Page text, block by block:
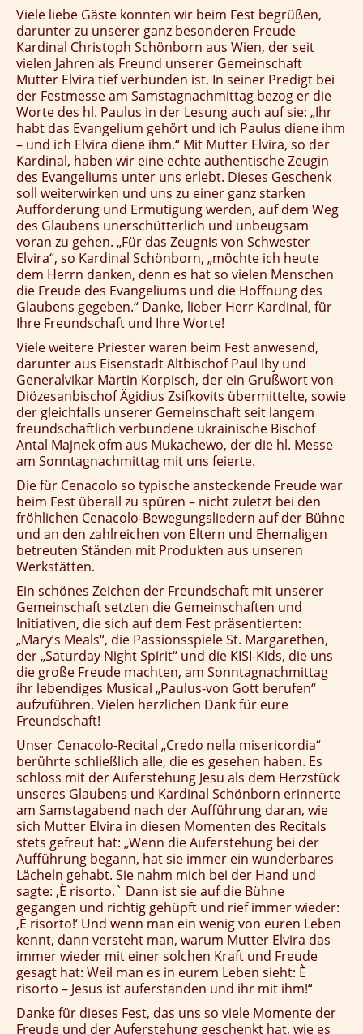
Viele liebe Gäste konnten wir beim Fest begrüßen,
darunter zu unserer ganz besonderen Freude
Kardinal Christoph Schönborn aus Wien, der seit
vielen Jahren als Freund unserer Gemeinschaft
Mutter Elvira tief verbunden ist. In seiner Predigt bei
der Festmesse am Samstagnachmittag bezog er die
Worte des hl. Paulus in der Lesung auch auf sie: „Ihr
habt das Evangelium gehört und ich Paulus diene ihm
– und ich Elvira diene ihm.“ Mit Mutter Elvira, so der
Kardinal, haben wir eine echte authentische Zeugin
des Evangeliums unter uns erlebt. Dieses Geschenk
soll weiterwirken und uns zu einer ganz starken
Aufforderung und Ermutigung werden, auf dem Weg
des Glaubens unerschütterlich und unbeugsam
voran zu gehen. „Für das Zeugnis von Schwester
Elvira“, so Kardinal Schönborn, „möchte ich heute
dem Herrn danken, denn es hat so vielen Menschen
die Freude des Evangeliums und die Hoffnung des
Glaubens gegeben.“ Danke, lieber Herr Kardinal, für
Ihre Freundschaft und Ihre Worte!
Viele weitere Priester waren beim Fest anwesend,
darunter aus Eisenstadt Altbischof Paul Iby und
Generalvikar Martin Korpisch, der ein Grußwort von
Diözesanbischof Ägidius Zsifkovits übermittelte, sowie
der gleichfalls unserer Gemeinschaft seit langem
freundschaftlich verbundene ukrainische Bischof
Antal Majnek ofm aus Mukachewo, der die hl. Messe
am Sonntagnachmittag mit uns feierte.
Die für Cenacolo so typische ansteckende Freude war
beim Fest überall zu spüren – nicht zuletzt bei den
fröhlichen Cenacolo-Bewegungsliedern auf der Bühne
und an den zahlreichen von Eltern und Ehemaligen
betreuten Ständen mit Produkten aus unseren
Werkstätten.
Ein schönes Zeichen der Freundschaft mit unserer
Gemeinschaft setzten die Gemeinschaften und
Initiativen, die sich auf dem Fest präsentierten:
„Mary’s Meals“, die Passionsspiele St. Margarethen,
der „Saturday Night Spirit“ und die KISI-Kids, die uns
die große Freude machten, am Sonntagnachmittag
ihr lebendiges Musical „Paulus-von Gott berufen“
aufzuführen. Vielen herzlichen Dank für eure
Freundschaft!
Unser Cenacolo-Recital „Credo nella misericordia“
berührte schließlich alle, die es gesehen haben. Es
schloss mit der Auferstehung Jesu als dem Herzstück
unseres Glaubens und Kardinal Schönborn erinnerte
am Samstagabend nach der Aufführung daran, wie
sich Mutter Elvira in diesen Momenten des Recitals
stets gefreut hat: „Wenn die Auferstehung bei der
Aufführung begann, hat sie immer ein wunderbares
Lächeln gehabt. Sie nahm mich bei der Hand und
sagte: ‚È risorto.` Dann ist sie auf die Bühne
gegangen und richtig gehüpft und rief immer wieder:
‚È risorto!‘ Und wenn man ein wenig von euren Leben
kennt, dann versteht man, warum Mutter Elvira das
immer wieder mit einer solchen Kraft und Freude
gesagt hat: Weil man es in eurem Leben sieht: È
risorto – Jesus ist auferstanden und ihr mit ihm!“
Danke für dieses Fest, das uns so viele Momente der
Freude und der Auferstehung geschenkt hat, wie es